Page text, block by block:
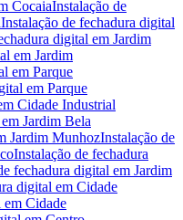
CocaiaInstalação de
Instalação de fechadura digital
digital em Jardim
em Jardim
em Parque
em Parque
Cidade Industrial
em Jardim Bela
Jardim MunhozInstalação de
Instalação de fechadura
fechadura digital em Jardim
digital em Cidade
em Cidade